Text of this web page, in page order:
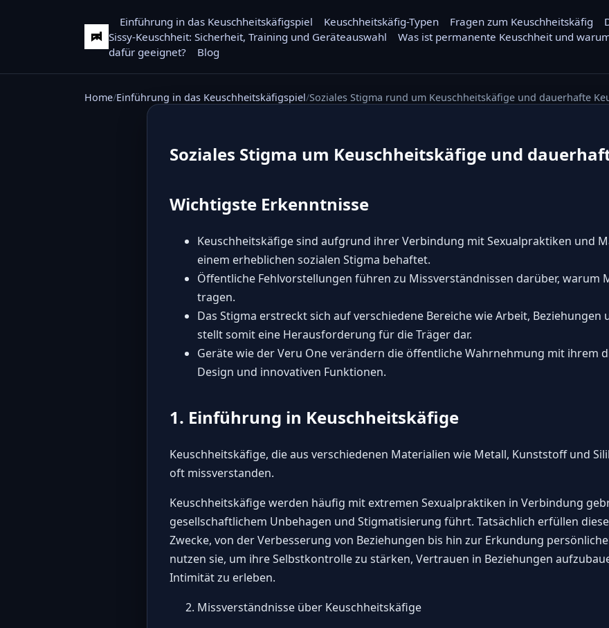
Einführung in das Keuschheitskäfigspiel Keuschheitskäfig-Typen Fragen zum Keuschheitskäfig
Sissy-Keuschheit: Sicherheit, Training und Geräteauswahl
Was ist permanente Keuschheit und
dafür geeignet?
Blog
Home Einführung in das Keuschheitskäfigspiel Soziales Stigma rund um Keuschheitskäfige und dauerhafte
Soziales Stigma um Keuschheitskäfige und
Wichtigste Erkenntnisse
Keuschheitskäfige sind aufgrund ihrer Verbindung mit Sexualpraktiken und
einem erheblichen sozialen Stigma behaftet.
Öffentliche Fehlvorstellungen führen zu Missverständnissen darüber, warum
tragen.
Das Stigma erstreckt sich auf verschiedene Bereiche wie Arbeit, Beziehungen
stellt somit eine Herausforderung für die Träger dar.
Geräte wie der Veru One verändern die öffentliche Wahrnehmung mit ihrem
Design und innovativen Funktionen.
1. Einführung in Keuschheitskäfige
Keuschheitskäfige, die aus verschiedenen Materialien wie Metall, Kunststoff und
oft missverstanden.
Keuschheitskäfige werden häufig mit extremen Sexualpraktiken in Verbindung
gesellschaftlichem Unbehagen und Stigmatisierung führt. Tatsächlich erfüllen
Zwecke, von der Verbesserung von Beziehungen bis hin zur Erkundung
nutzen sie, um ihre Selbstkontrolle zu stärken, Vertrauen in Beziehungen
Intimität zu erleben.
Missverständnisse über Keuschheitskäfige